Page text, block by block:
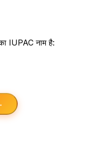
IUPAC नाम है: